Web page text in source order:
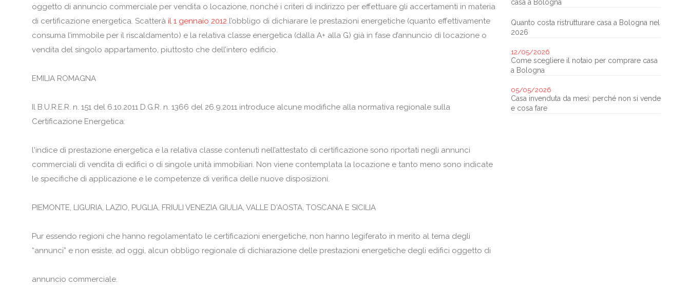
oggetto di annuncio commerciale per vendita o locazione, nonché i criteri di indirizzo per effettuare gli accertamenti in materia
di certificazione energetica. Scatterà il 1 gennaio 2012 l’obbligo di dichiarare le prestazioni energetiche (quanto effettivamente
consuma l’immobile per il riscaldamento) e la relativa classe energetica (dalla A+ alla G) già in fase d’annuncio di locazione o
vendita del singolo appartamento, piuttosto che dell’intero edificio.
EMILIA ROMAGNA
Il B.U.R.E.R. n. 151 del 6.10.2011 D.G.R. n. 1366 del 26.9.2011 introduce alcune modifiche alla normativa regionale sulla
Certificazione Energetica:
l'indice di prestazione energetica e la relativa classe contenuti nell’attestato di certificazione sono riportati negli annunci
commerciali di vendita di edifici o di singole unità immobiliari. Non viene contemplata la locazione e tanto meno sono indicate
le specifiche di applicazione e le competenze di verifica delle nuove disposizioni.
PIEMONTE, LIGURIA, LAZIO, PUGLIA, FRIULI VENEZIA GIULIA, VALLE D'AOSTA, TOSCANA E SICILIA
Pur essendo regioni che hanno regolamentato le certificazioni energetiche, non hanno legiferato in merito al tema degli
“annunci” e non esiste, ad oggi, alcun obbligo regionale di dichiarazione delle prestazioni energetiche degli edifici oggetto di
annuncio commerciale.
casa a Bologna
Quanto costa ristrutturare casa a Bologna nel
2026
12/05/2026
Come scegliere il notaio per comprare casa
a Bologna
05/05/2026
Casa invenduta da mesi: perché non si vende
e cosa fare